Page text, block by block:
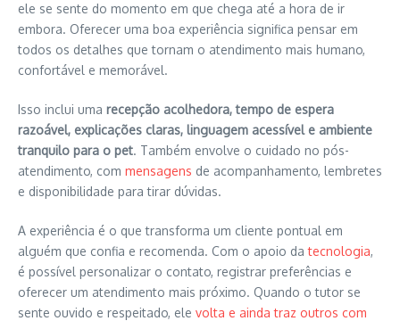
ele se sente do momento em que chega até a hora de ir
embora. Oferecer uma boa experiência significa pensar em
todos os detalhes que tornam o atendimento mais humano,
confortável e memorável.
Isso inclui uma recepção acolhedora, tempo de espera
razoável, explicações claras, linguagem acessível e ambiente
tranquilo para o pet. Também envolve o cuidado no pós-
atendimento, com mensagens de acompanhamento, lembretes
e disponibilidade para tirar dúvidas.
A experiência é o que transforma um cliente pontual em
alguém que confia e recomenda. Com o apoio datecnologia,
é possível personalizar o contato, registrar preferências e
oferecer um atendimento mais próximo. Quando o tutor se
sente ouvido e respeitado, ele volta e ainda traz outros com